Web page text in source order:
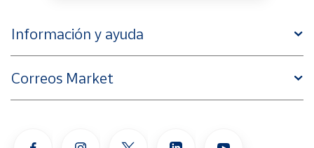
Información y ayuda
Correos Market